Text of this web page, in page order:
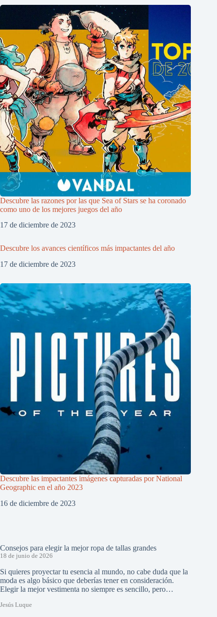
Descubre las razones por las que Sea of Stars se ha coronado
como uno de los mejores juegos del año
17 de diciembre de 2023
Descubre los avances científicos más impactantes del año
17 de diciembre de 2023
Descubre las impactantes imágenes capturadas por National
Geographic en el año 2023
16 de diciembre de 2023
Consejos para elegir la mejor ropa de tallas grandes
18 de junio de 2026
Si quieres proyectar tu esencia al mundo, no cabe duda que la
moda es algo básico que deberías tener en consideración.
Elegir la mejor vestimenta no siempre es sencillo, pero…
Jesús Luque